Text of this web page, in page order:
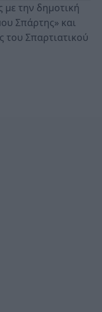
την δημοτική
Σπάρτης» και
του Σπαρτιατικού